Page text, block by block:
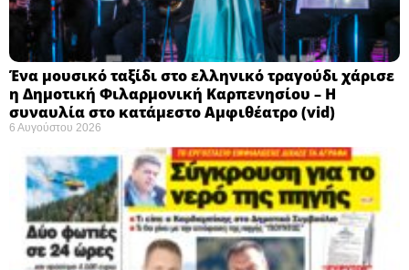
Ένα μουσικό ταξίδι στο ελληνικό τραγούδι χάρισε
η Δημοτική Φιλαρμονική Καρπενησίου – Η
συναυλία στο κατάμεστο Αμφιθέατρο (vid)
6 Αυγούστου 2026